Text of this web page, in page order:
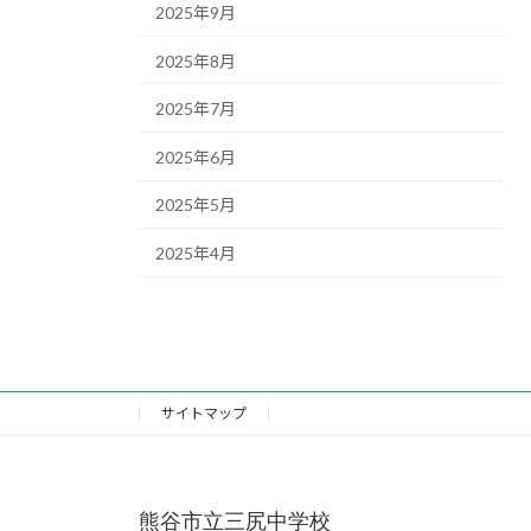
2025年9月
2025年8月
2025年7月
2025年6月
2025年5月
2025年4月
サイトマップ
熊谷市立三尻中学校